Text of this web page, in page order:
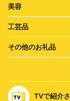
美容
工芸品
その他のお礼品
TVで紹介